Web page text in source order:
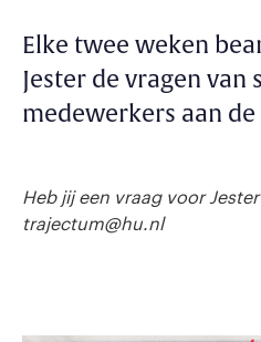
Elke twee weken
Jester de vragen van
medewerkers aan de
Heb jij een vraag voor
trajectum@hu.nl